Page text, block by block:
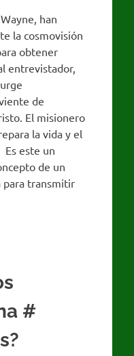
han
la cosmovisión
obtener
entrevistador,
de
El misionero
la vida y el
Es este un
de un
para transmitir
#